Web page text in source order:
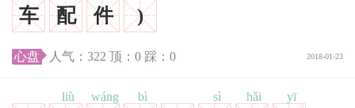
车 配 件 )
2018-01-23
心盘 人气： 322 顶： 0 踩： 0
liù wáng bì sì hǎi yī